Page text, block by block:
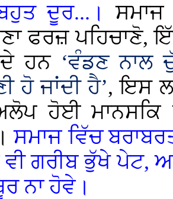
ਦੂਰ...।
ਫਰਜ਼ ਪਹਿਚਾਣੋ,
ਹਨ ‘ਵੰਡਣ ਨਾਲ
ਹੋ ਜਾਂਦੀ ਹੈ’, ਇਸ
ਹੋਈ ਮਾਨਸਕਿ
ਸਮਾਜ ਵਿੱਚ
ਗਰੀਬ ਭੁੱਖੇ ਪੇਟ,
ਨਾ ਹੋਵੇ।